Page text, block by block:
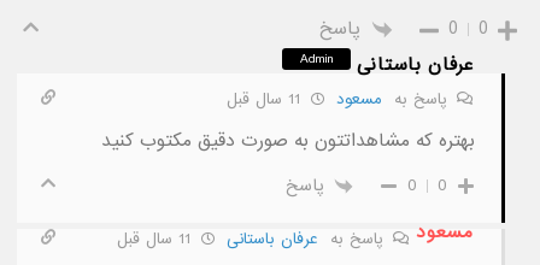
0
0
پاسخ
عرفان باستانی
Admin
پاسخ به مسعود
بهتره که مشاهداتتون به صورت دقیق مکتوب کنید
0
0 پاسخ
مسعود پاسخ به عرفان باستانی